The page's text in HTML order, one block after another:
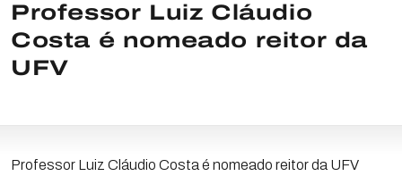
Professor Luiz Cláudio
Costa é nomeado reitor da
UFV
Professor Luiz Cláudio Costa é nomeado reitor da UFV